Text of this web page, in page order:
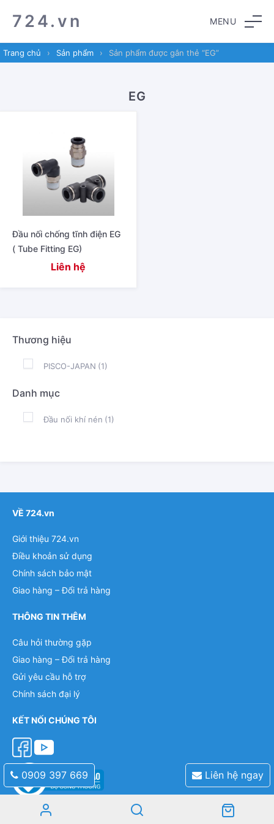
to
navigation
to
content
724.vn MENU
Trang chủ › Sản phẩm › Sản phẩm được gắn thẻ “EG”
EG
Đầu nối chống tĩnh điện EG
( Tube Fitting EG)
Liên hệ
Thương hiệu
PISCO-JAPAN (1)
Danh mục
Đầu nối khí nén (1)
VỀ 724.vn
Giới thiệu 724.vn
Điều khoản sử dụng
Chính sách bảo mật
Giao hàng – Đổi trả hàng
THÔNG TIN THÊM
Câu hỏi thường gặp
Giao hàng – Đổi trả hàng
Gửi yêu cầu hỗ trợ
Chính sách đại lý
KẾT NỐI CHÚNG TÔI
0909 397 669 Liên hệ ngay